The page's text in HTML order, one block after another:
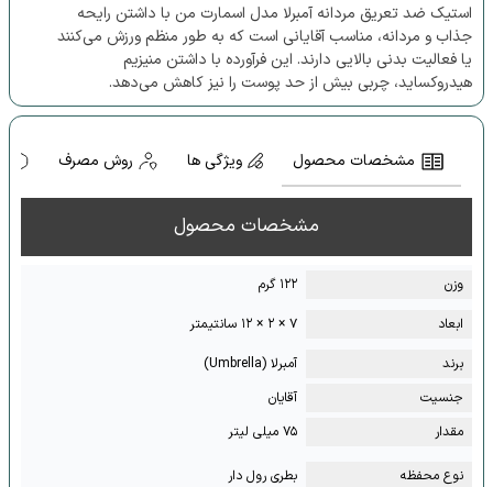
استیک ضد تعریق مردانه آمبرلا مدل اسمارت من با داشتن رایحه
جذاب و مردانه، مناسب آقایانی است که به طور منظم ورزش می‌کنند
یا فعالیت بدنی بالایی دارند. این فرآورده با داشتن منیزیم
هیدروکساید، چربی بیش از حد پوست را نیز کاهش می‌دهد.
مشخصات محصول ویژگی ها روش مصرف
مشخصات محصول
وزن
۱۲۲ گرم
ابعاد
۷ × ۲ × ۱۲ سانتیمتر
برند
آمبرلا (Umbrella)
جنسیت
آقایان
مقدار
۷۵ میلی لیتر
نوع محفظه بطری رول دار